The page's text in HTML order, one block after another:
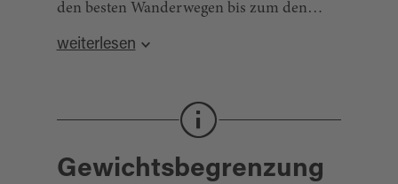
den besten Wanderwegen bis zum den
schönsten Campingplätzen – mit unseren
weiterlesen
Gewichtsbegrenzung